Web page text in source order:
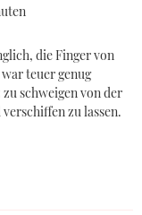
die Finger von
teuer genug
schweigen von der
zu lassen.